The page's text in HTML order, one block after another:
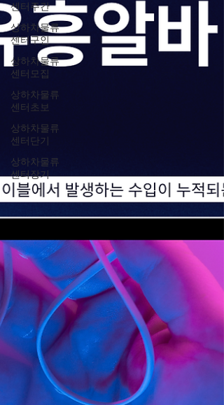
센터주간
상하차물류
센터구인
상하차물류
센터모집
상하차물류
센터초보
상하차물류
센터단기
상하차물류
센터장기
펍·바·라운지 가 밀집 외국인도 많이 찾는 곳 도보
여러 업소를 즐길 수 있